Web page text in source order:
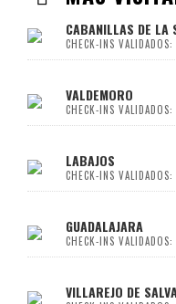
CABANILLAS DE LA
CHECK-INS
VALDEMORO
CHECK-INS
LABAJOS
CHECK-INS
GUADALAJARA
CHECK-INS
VILLAREJO DE